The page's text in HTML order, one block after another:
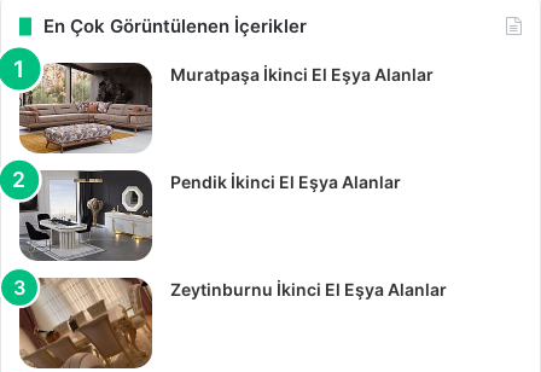
En Çok Görüntülenen İçerikler
Muratpaşa İkinci El Eşya Alanlar
Pendik İkinci El Eşya Alanlar
Zeytinburnu İkinci El Eşya Alanlar